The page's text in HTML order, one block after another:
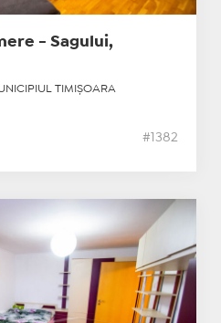
- Sagului,
TIMIŞOARA
#1382